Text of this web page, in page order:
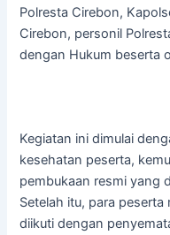
Polresta Cirebon,
Cirebon, personil
dengan Hukum beserta
Kegiatan ini dimulai
kesehatan peserta,
pembukaan resmi yang
Setelah itu, para
diikuti dengan